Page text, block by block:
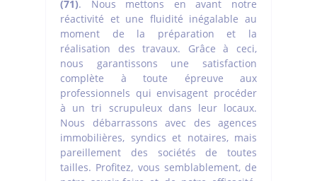
(71). Nous mettons en avant notre
réactivité et une fluidité inégalable au
moment de la préparation et la
réalisation des travaux. Grâce à ceci,
nous garantissons une satisfaction
complète à toute épreuve aux
professionnels qui envisagent procéder
à un tri scrupuleux dans leur locaux.
Nous débarrassons avec des agences
immobilières, syndics et notaires, mais
pareillement des sociétés de toutes
tailles. Profitez, vous semblablement, de